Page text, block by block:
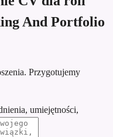
And Portfolio
Przygotujemy
umiejętności,